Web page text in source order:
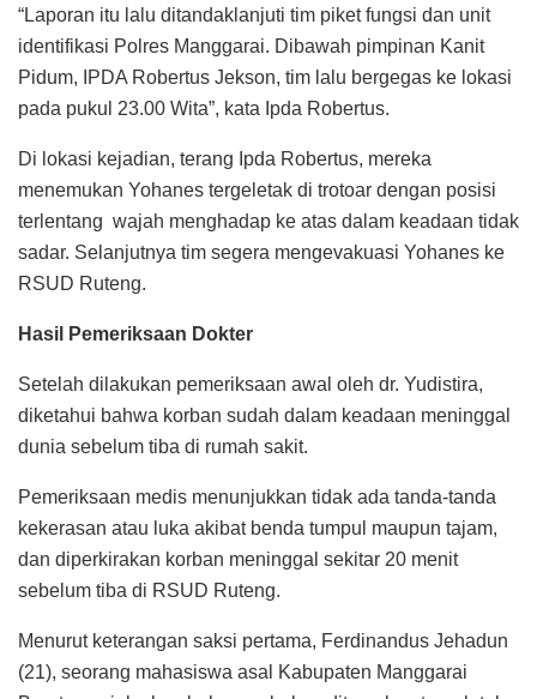
“Laporan itu lalu ditandaklanjuti tim piket fungsi dan unit
identifikasi Polres Manggarai. Dibawah pimpinan Kanit
Pidum, IPDA Robertus Jekson, tim lalu bergegas ke lokasi
pada pukul 23.00 Wita”, kata Ipda Robertus.
Di lokasi kejadian, terang Ipda Robertus, mereka
menemukan Yohanes tergeletak di trotoar dengan posisi
terlentang wajah menghadap ke atas dalam keadaan tidak
sadar. Selanjutnya tim segera mengevakuasi Yohanes ke
RSUD Ruteng.
Hasil Pemeriksaan Dokter
Setelah dilakukan pemeriksaan awal oleh dr. Yudistira,
diketahui bahwa korban sudah dalam keadaan meninggal
dunia sebelum tiba di rumah sakit.
Pemeriksaan medis menunjukkan tidak ada tanda-tanda
kekerasan atau luka akibat benda tumpul maupun tajam,
dan diperkirakan korban meninggal sekitar 20 menit
sebelum tiba di RSUD Ruteng.
Menurut keterangan saksi pertama, Ferdinandus Jehadun
(21), seorang mahasiswa asal Kabupaten Manggarai